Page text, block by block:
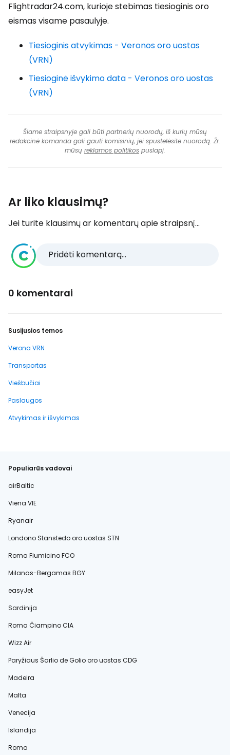
Flightradar24.com, kurioje stebimas tiesioginis oro
eismas visame pasaulyje.
Tiesioginis atvykimas - Veronos oro uostas
(VRN)
Tiesioginė išvykimo data - Veronos oro uostas
(VRN)
Šiame straipsnyje gali būti partnerių nuorodų, iš kurių mūsų
redakcinė komanda gali gauti komisinių, jei spustelėsite nuorodą. Žr.
mūsų reklamos politikos puslapį.
Ar liko klausimų?
Jei turite klausimų ar komentarų apie straipsnį...
Pridėti komentarą...
0 komentarai
Susijusios temos
Verona VRN
Transportas
Viešbučiai
Paslaugos
Atvykimas ir išvykimas
Populiarūs vadovai
airBaltic
Viena VIE
Ryanair
Londono Stanstedo oro uostas STN
Roma Fiumicino FCO
Milanas-Bergamas BGY
easyJet
Sardinija
Roma Čiampino CIA
Wizz Air
Paryžiaus Šarlio de Golio oro uostas CDG
Madeira
Malta
Venecija
Islandija
Roma